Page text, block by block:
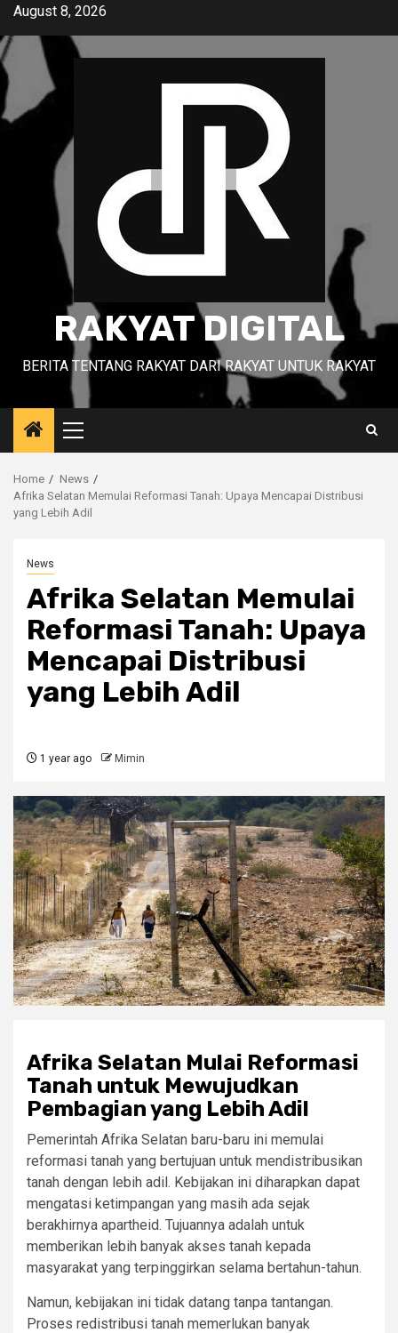
Skip
content
August 8, 2026
RAKYAT DIGITAL
BERITA TENTANG RAKYAT DARI RAKYAT UNTUK RAKYAT
Primary
Menu
Home
News
Afrika Selatan Memulai Reformasi Tanah: Upaya Mencapai Distribusi
yang Lebih Adil
News
Afrika Selatan Memulai
Reformasi Tanah: Upaya
Mencapai Distribusi
yang Lebih Adil
1 year ago Mimin
Afrika Selatan Mulai Reformasi
Tanah untuk Mewujudkan
Pembagian yang Lebih Adil
Pemerintah Afrika Selatan baru-baru ini memulai
reformasi tanah yang bertujuan untuk mendistribusikan
tanah dengan lebih adil. Kebijakan ini diharapkan dapat
mengatasi ketimpangan yang masih ada sejak
berakhirnya apartheid. Tujuannya adalah untuk
memberikan lebih banyak akses tanah kepada
masyarakat yang terpinggirkan selama bertahun-tahun.
Namun, kebijakan ini tidak datang tanpa tantangan.
Proses redistribusi tanah memerlukan banyak